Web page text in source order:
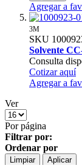
Agregar a
3M
SKU
Solvente
Consulta
Cotizar aquí
Agregar a
Ver
Por página
Filtrar por:
Ordenar por
Limpiar Aplicar